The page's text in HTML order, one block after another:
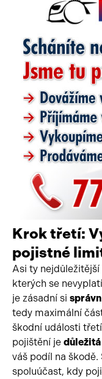
Krok třetí:
pojistné
Asi ty
kterých se
je zásadní si
tedy maximální
škodní události
pojištění je
váš podíl na škodě.
spoluúčast, kdy